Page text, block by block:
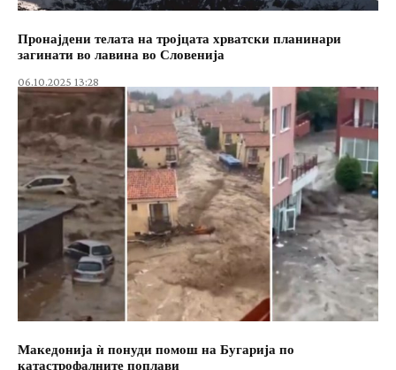
Пронајдени телата на тројцата хрватски планинари
загинати во лавина во Словенија
06.10.2025 13:28
Македонија ѝ понуди помош на Бугарија по
катастрофалните поплави